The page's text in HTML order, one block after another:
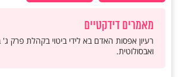
מאמרים דידקטיים
רעיון אפסות האדם בא לידי ביטוי בקהלת פרק
ואבסולוטית.